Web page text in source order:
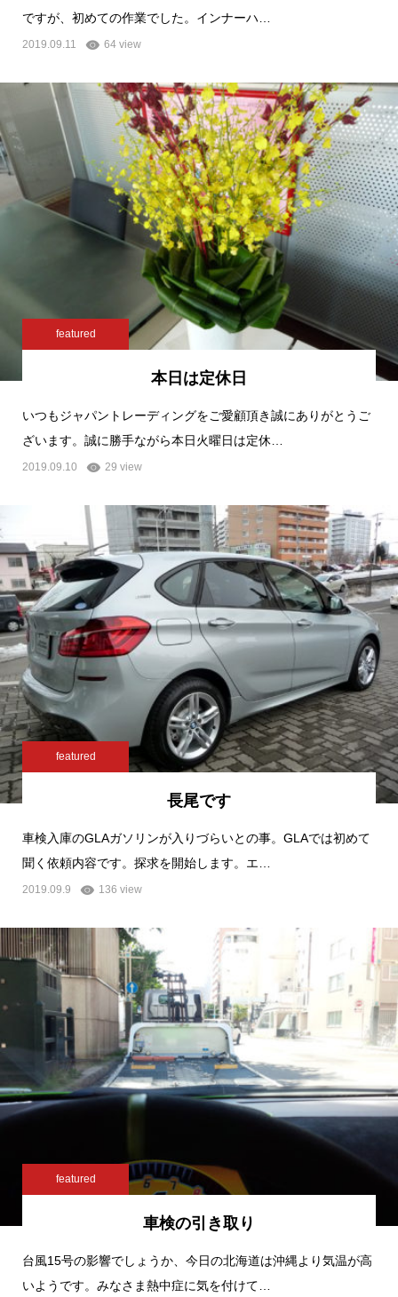
ですが、初めての作業でした。インナーハ…
2019.09.11 64 view
featured
本日は定休日
いつもジャパントレーディングをご愛顧頂き誠にありがとうご
ざいます。誠に勝手ながら本日火曜日は定休…
2019.09.10 29 view
featured
長尾です
車検入庫のGLAガソリンが入りづらいとの事。GLAでは初めて
聞く依頼内容です。探求を開始します。エ…
2019.09.9 136 view
featured
車検の引き取り
台風15号の影響でしょうか、今日の北海道は沖縄より気温が高
いようです。みなさま熱中症に気を付けて…